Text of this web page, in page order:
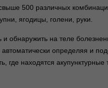
500 различных
ягодицы, голени, руки.
обнаружить на теле
определяя и
где находятся акупунктурные